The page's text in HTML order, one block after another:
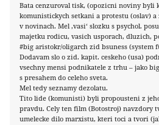
Bata cenzuroval tisk, (opozicni noviny byli
komunistickych setkani a protestu (oslav)
v novinach. Mel ‚vasi‘ slozku s psychol.
majetku rodicu, vasich usporach, dluzich,
#big aristokr/oligarch zid bsuness (system
Dodavam slo o zid. kapit. ceskeho (usa)
vsechny mensi podnikatele z trhu – jako
s presahem do celeho sveta.
Mel tedy seznamy dezolatu.
Tito lide (komunisti) byli propousteni z
pravdu. Cely ten film (Botostroj) navzdory
umelecke dilo marxistu, kteri toci a tvori